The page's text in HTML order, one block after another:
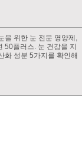
을 위한 눈 전문 영양제,
50플러스. 눈 건강을 지
화 성분 5가지를 확인해